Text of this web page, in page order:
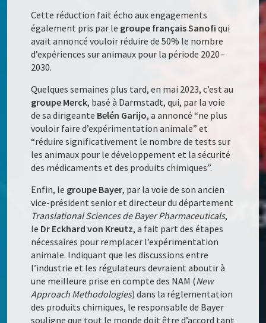
Cette réduction fait écho aux engagements
également pris par le groupe français Sanofi qui
avait annoncé vouloir réduire de 50% le nombre
d’expériences sur animaux pour la période 2020 –
2030.
Quelques semaines plus tard, en mai 2023, c’est au
groupe Merck, basé à Darmstadt, qui, par la voie
de sa dirigeante Belén Garijo, a annoncé “ne plus
vouloir faire d’expérimentation animale” et
“réduire significativement le nombre de tests sur
les animaux pour le développement et la sécurité
des médicaments et des produits chimiques”.
Enfin, le groupe Bayer, par la voie de son ancien
vice-président senior et directeur du département
Translational Sciences de Bayer Pharmaceuticals,
le Dr Eckhard von Kreutz, a fait part des étapes
nécessaires pour remplacer l’expérimentation
animale. Indiquant que les discussions entre
l’industrie et les régulateurs devraient aboutir à
une meilleure prise en compte des NAM (New
Approach Methodologies) dans la réglementation
des produits chimiques, le responsable de Bayer
souligne que tout le monde doit être d’accord tant